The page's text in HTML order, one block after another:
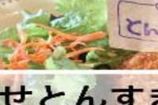
マ『悪い
11月10日（月
第2話から10話